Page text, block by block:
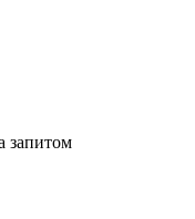
запитом